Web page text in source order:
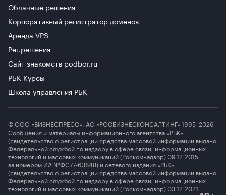
Облачные решения
Корпоративный регистратор доменов
Аренда VPS
Рег.решения
Сайт знакомств podbor.ru
РБК Курсы
Школа управления РБК
© ООО «БИЗНЕСПРЕСС», АО «РОСБИЗНЕСКОНСАЛТИНГ» 1995–2026
Сообщения и материалы информационного агентства «РБК»
(свидетельство о регистрации средства массовой информации выдано
Федеральной службой по надзору в сфере связи, информационных
технологий и массовых коммуникаций (Роскомнадзор) 09.12.2015
за номером ИА №ФС77-63848) и сетевого издания «РБК»
(свидетельство о регистрации средства массовой информации выдано
Федеральной службой по надзору в сфере связи, информационных
технологий и массовых коммуникаций (Роскомнадзор) 03.12.2021